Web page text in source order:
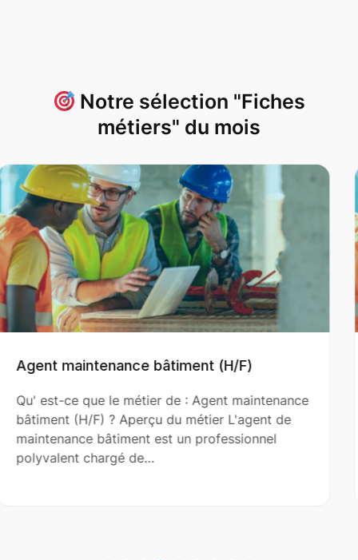
Notre sélection "Fiches
métiers" du mois
F)
de
Aide Couvreur (H/F)
Qu' est-ce que le métier de : Aide
(H/F) ? Aperçu du métier L'aide
le couvreur principal dans
réparation et…